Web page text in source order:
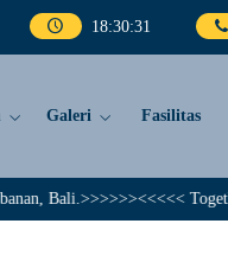
18:30:32
Galeri Fasilitas
Together